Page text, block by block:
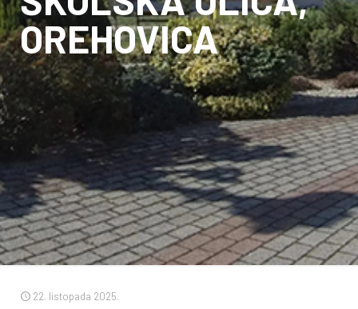
OREHOVICA
22. listopada 2025.